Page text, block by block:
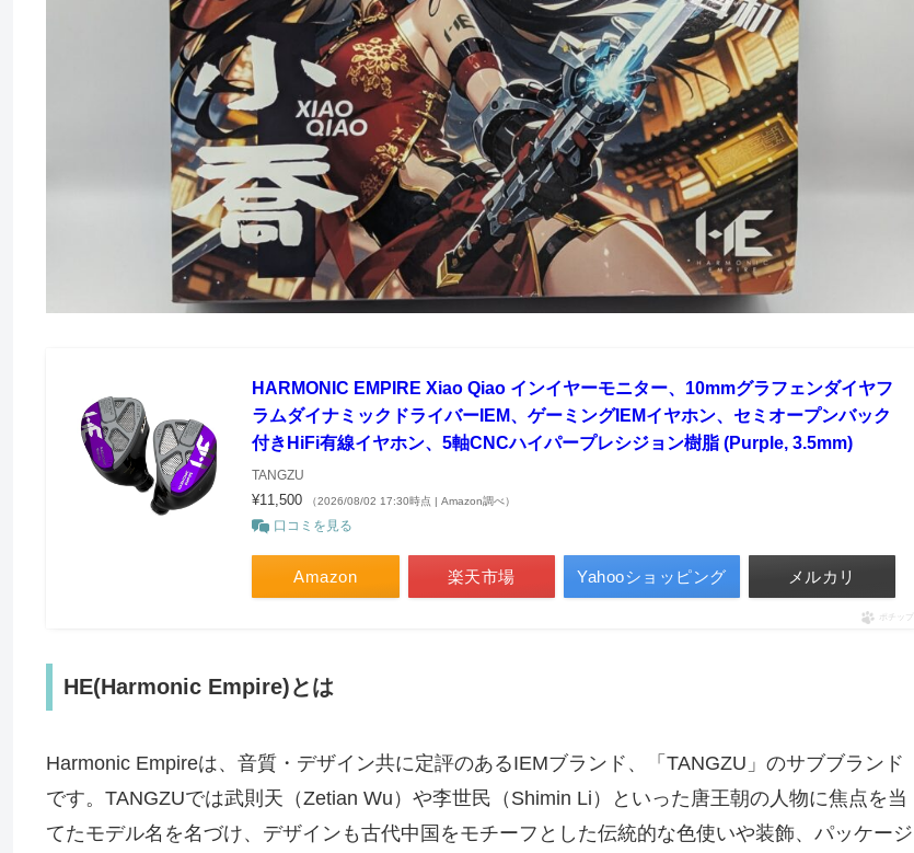
HARMONIC EMPIRE Xiao Qiao インイヤーモニター、10mmグラフェンダイヤフ
ラムダイナミックドライバーIEM、ゲーミングIEMイヤホン、セミオープンバック
付きHiFi有線イヤホン、5軸CNCハイパープレシジョン樹脂 (Purple, 3.5mm)
TANGZU
¥11,500 （2026/08/02 17:30時点 | Amazon調べ）
口コミを見る
Amazon 楽天市場 Yahooショッピング メルカリ
ポチップ
HE(Harmonic Empire)とは
Harmonic Empireは、音質・デザイン共に定評のあるIEMブランド、「TANGZU」のサブブランド
です。TANGZUでは武則天（Zetian Wu）や李世民（Shimin Li）といった唐王朝の人物に焦点を当
てたモデル名を名づけ、デザインも古代中国をモチーフとした伝統的な色使いや装飾、パッケージ